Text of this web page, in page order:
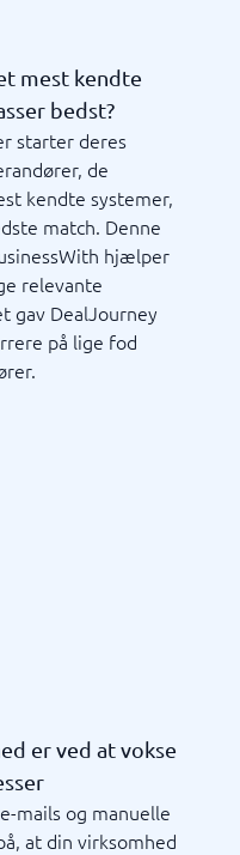
mest kendte
bedst?
starter deres
de
kendte systemer,
match. Denne
hjælper
relevante
gav DealJourney
på lige fod
er ved at vokse
mails og manuelle
at din virksomhed